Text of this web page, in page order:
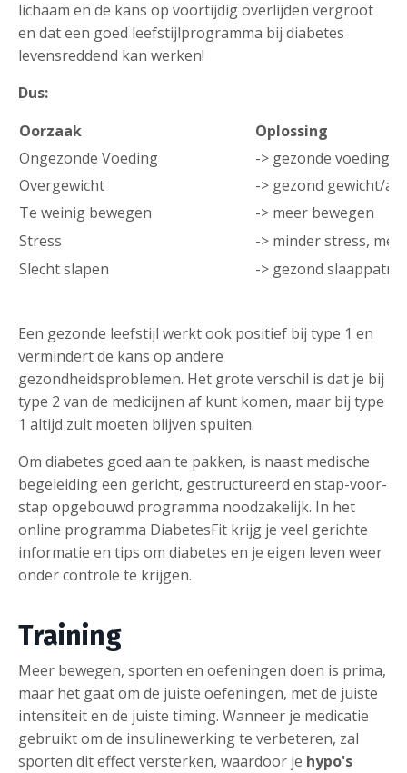
lichaam en de kans op voortijdig overlijden vergroot
en dat een goed leefstijlprogramma bij diabetes
levensreddend kan werken!
Dus:
Oorzaak
Oplossing
Ongezonde Voeding
-> gezonde voeding
Overgewicht
-> gezond gewicht/
Te weinig bewegen
-> meer bewegen
Stress
-> minder stress,
Slecht slapen
-> gezond
Een gezonde leefstijl werkt ook positief bij type 1 en
vermindert de kans op andere
gezondheidsproblemen. Het grote verschil is dat je bij
type 2 van de medicijnen af kunt komen, maar bij type
1 altijd zult moeten blijven spuiten.
Om diabetes goed aan te pakken, is naast medische
begeleiding een gericht, gestructureerd en stap-voor-
stap opgebouwd programma noodzakelijk. In het
online programma DiabetesFit krijg je veel gerichte
informatie en tips om diabetes en je eigen leven weer
onder controle te krijgen.
Training
Meer bewegen, sporten en oefeningen doen is prima,
maar het gaat om de juiste oefeningen, met de juiste
intensiteit en de juiste timing. Wanneer je medicatie
gebruikt om de insulinewerking te verbeteren, zal
sporten dit effect versterken, waardoor je hypo's